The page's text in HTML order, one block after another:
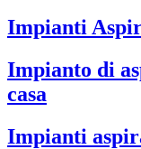
Impianti
Impianto di
casa
Impianti